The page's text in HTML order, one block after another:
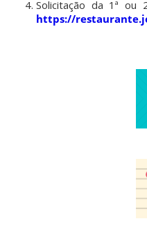
Solicitação da 1ª ou
https://